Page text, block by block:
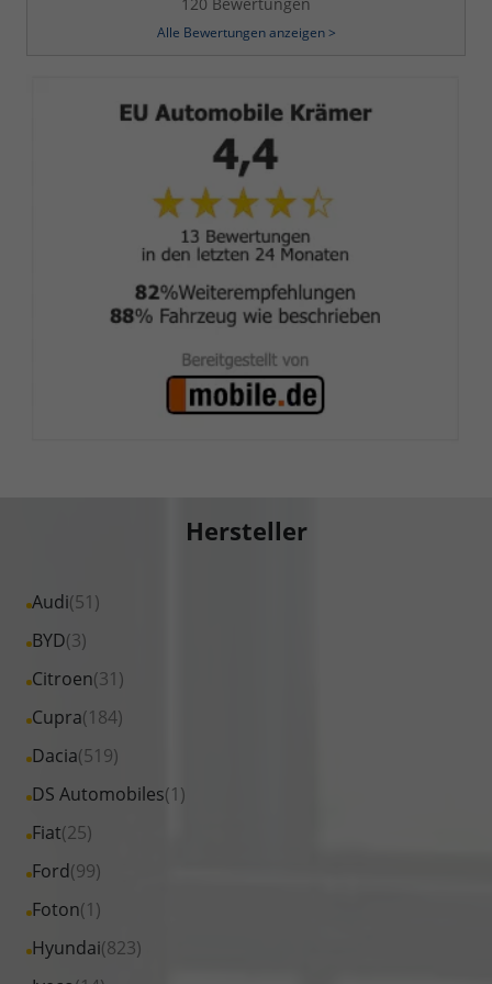
Alle Bewertungen anzeigen >
Hersteller
Audi(51)
Alle
Fahrzeuge
Audi
anzeigen
BYD(3)
Alle
Fahrzeuge
BYD
anzeigen
Citroen(31)
Alle
Fahrzeuge
Citroen
anzeigen
Cupra(184)
Alle
Fahrzeuge
Cupra
anzeigen
Dacia(519)
Alle
Fahrzeuge
Dacia
anzeigen
DS Automobiles(1)
Alle
Fahrzeuge
DS
Automobiles
anzeigen
Fiat(25)
Alle
Fahrzeuge
Fiat
anzeigen
Ford(99)
Alle
Fahrzeuge
Ford
Foton(1)
Alle
Fahrzeuge
Hyundai(823)
Alle
Fahrzeuge